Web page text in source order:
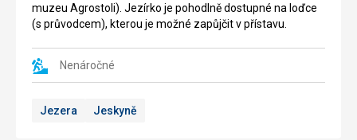
muzeu Agrostoli). Jezírko je pohodlně dostupné na loďce
(s průvodcem), kterou je možné zapůjčit v přístavu.
Nenáročné
Jezera Jeskyně